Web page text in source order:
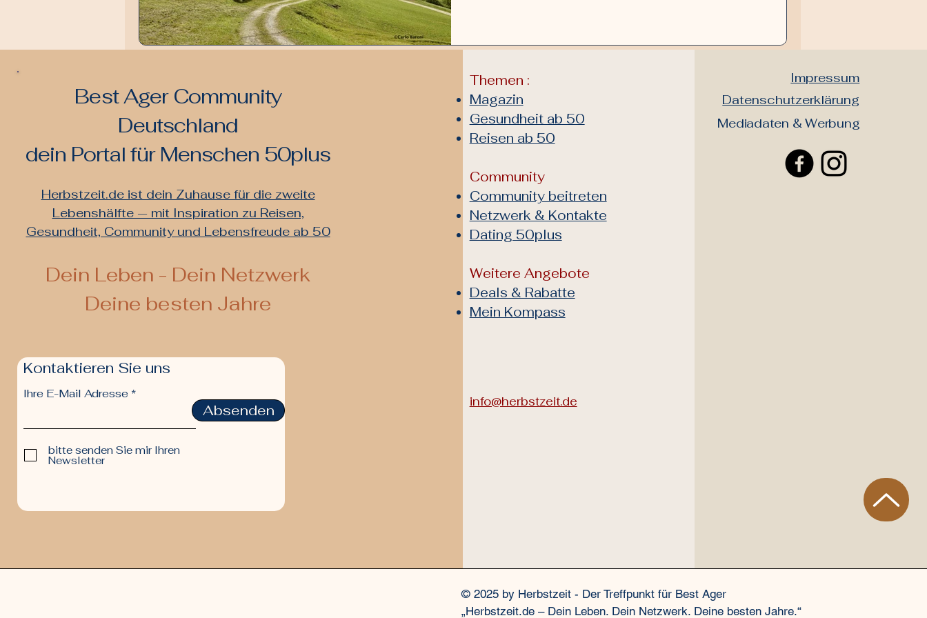
Best Ager Community
Deutschland
dein Portal für Menschen 50plus
Herbstzeit.de ist dein Zuhause für die zweite
Lebenshälfte — mit Inspiration zu Reisen,
Gesundheit, Community und Lebensfreude ab 50
Dein Leben - Dein Netzwerk
Deine besten Jahre
Kontaktieren Sie uns
Ihre E-Mail Adresse
Absenden
bitte senden Sie mir Ihren
Newsletter
Themen :
Magazin
Gesundheit ab 50
Reisen ab 50
Community
Community beitreten
Netzwerk & Kontakte
Dating 50plus
Weitere Angebote
Deals & Rabatte
Mein Kompass
info@herbstzeit.de
Impressum
Datenschutzerklärung​
Mediadaten & Werbung
© 2025 by Herbstzeit - Der Treffpunkt für Best Ager
„Herbstzeit.de – Dein Leben. Dein Netzwerk. Deine besten Jahre.“